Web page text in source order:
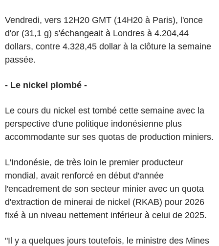
Vendredi, vers 12H20 GMT (14H20 à Paris), l'once
d'or (31,1 g) s'échangeait à Londres à 4.204,44
dollars, contre 4.328,45 dollar à la clôture la semaine
passée.
- Le nickel plombé -
Le cours du nickel est tombé cette semaine avec la
perspective d'une politique indonésienne plus
accommodante sur ses quotas de production miniers.
L'Indonésie, de très loin le premier producteur
mondial, avait renforcé en début d'année
l'encadrement de son secteur minier avec un quota
d'extraction de minerai de nickel (RKAB) pour 2026
fixé à un niveau nettement inférieur à celui de 2025.
"Il y a quelques jours toutefois, le ministre des Mines